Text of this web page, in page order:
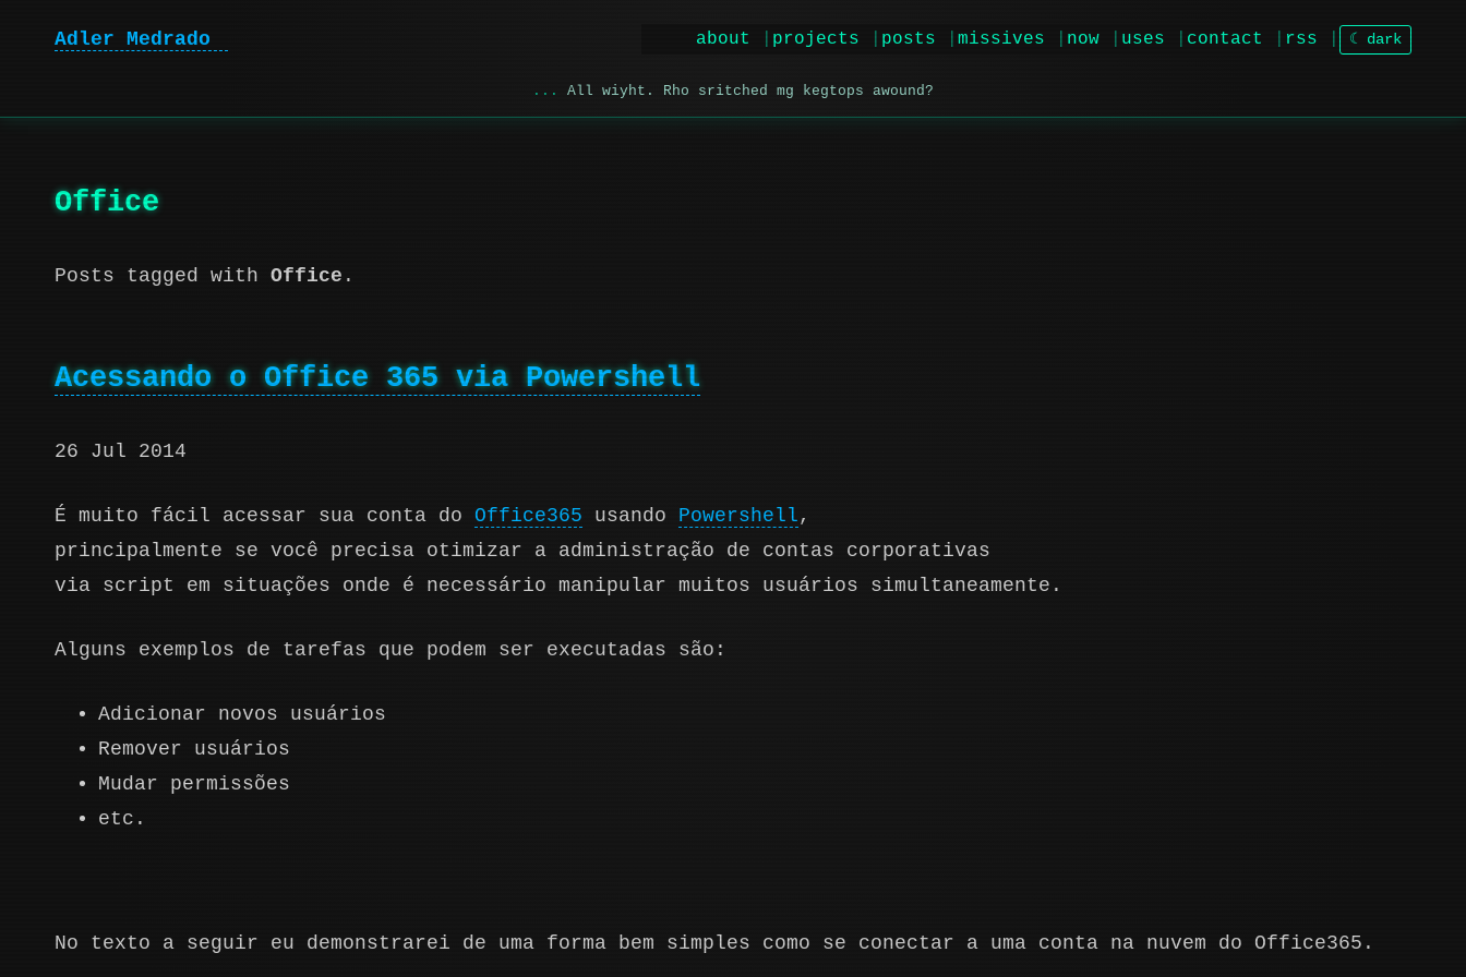
Adler Medrado about projects posts missives now uses contact rss ☾ dark
All wiyht. Rho sritched mg kegtops awound?
Office
Posts tagged with Office .
Acessando o Office 365 via Powershell
26 Jul 2014
É muito fácil acessar sua conta do Office365 usando Powershell ,
principalmente se você precisa otimizar a administração de contas corporativas
via script em situações onde é necessário manipular muitos usuários simultaneamente.
Alguns exemplos de tarefas que podem ser executadas são:
Adicionar novos usuários
Remover usuários
Mudar permissões
etc.
No texto a seguir eu demonstrarei de uma forma bem simples como se conectar a uma conta na nuvem do Office365.